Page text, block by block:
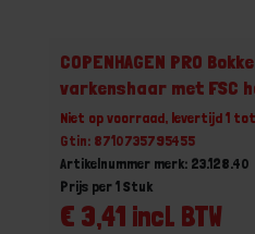
COPENHAGEN PRO
varkenshaar met FSC
Niet op voorraad, levertijd 1
Gtin: 8710735795455
Artikelnummer merk: 23.128.40
€ 3,41 incl. BTW
Prijs per 1 Stuk